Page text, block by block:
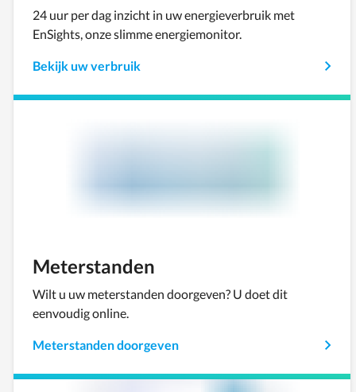
24 uur per dag inzicht in uw energieverbruik met
EnSights, onze slimme energiemonitor.
Bekijk uw verbruik
Meterstanden
Wilt u uw meterstanden doorgeven? U doet dit
eenvoudig online.
Meterstanden doorgeven